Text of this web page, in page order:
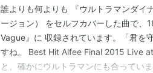
誰よりも何よりも 『ウルトラマンダイ
ージョン） をセルフカバーした曲で
Vague』に 収録されています。「君を
すね。 Best Hit Alfee Final 2015 Live
と、確かにウルトラマンにも合ってい